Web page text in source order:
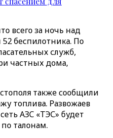
всего за ночь над
беспилотника. По
служб,
частных дома,
также сообщили
топлива. Развожаев
АЗС «ТЭС» будет
талонам.